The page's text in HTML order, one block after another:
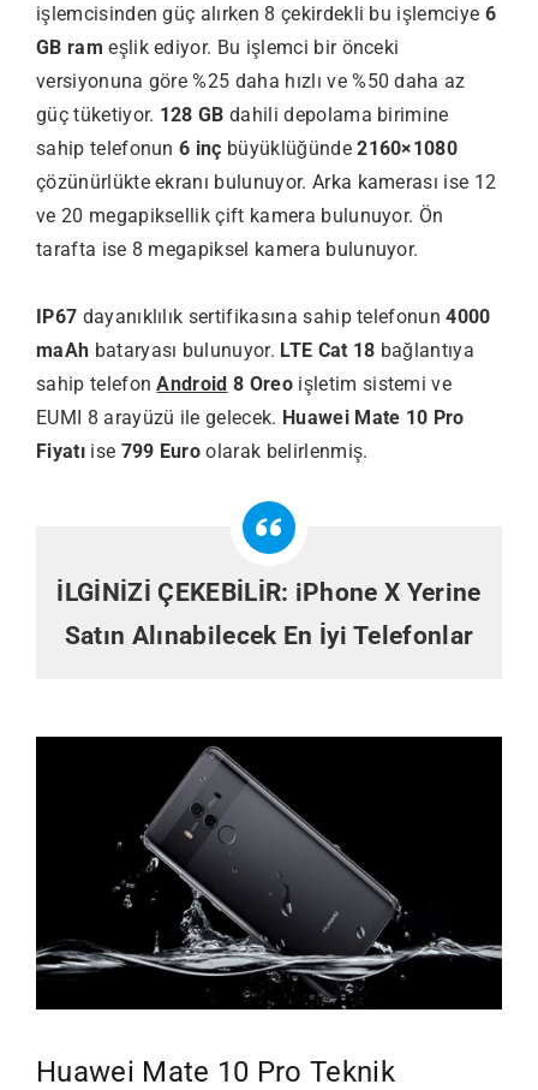
işlemcisinden güç alırken 8 çekirdekli bu işlemciye 6
GB ram eşlik ediyor. Bu işlemci bir önceki
versiyonuna göre %25 daha hızlı ve %50 daha az
güç tüketiyor. 128 GB dahili depolama birimine
sahip telefonun6 inç büyüklüğünde2160×1080
çözünürlükte ekranı bulunuyor. Arka kamerası ise 12
ve 20 megapiksellik çift kamera bulunuyor. Ön
tarafta ise 8 megapiksel kamera bulunuyor.
IP67 dayanıklılık sertifikasına sahip telefonun4000
maAh bataryası bulunuyor. LTE Cat 18 bağlantıya
sahip telefonAndroid 8 Oreoişletim sistemi ve
EUMI 8 arayüzü ile gelecek. Huawei Mate 10 Pro
Fiyatıise 799 Euro olarak belirlenmiş.
İLGİNİZİ ÇEKEBİLİR: iPhone X Yerine
Satın Alınabilecek En İyi Telefonlar
Huawei Mate 10 Pro Teknik